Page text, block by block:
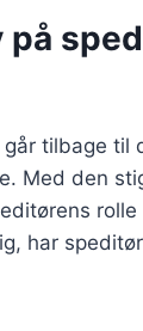
tilbage
Med den
har